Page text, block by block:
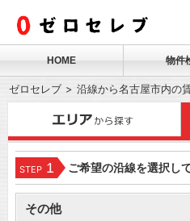
HOME 物件
ゼロセレブ 沿線から名古屋市内の
STEP 1 ご希望の沿線を選択し
その他